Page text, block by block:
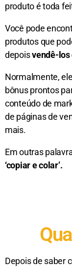
produto é toda
Você pode
produtos que
depoisvendê-
Normalmente,
bônus prontos
conteúdo de
de páginas de
mais.
Em outras
‘copiar e colar’.
Depois de saber